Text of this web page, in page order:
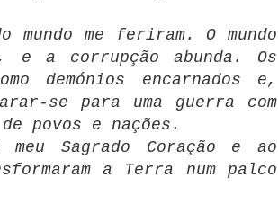
me feriram. O mundo
e a corrupção abunda. Os
demónios encarnados e,
se para uma guerra com
povos e nações.
Sagrado Coração e ao
a Terra num palco